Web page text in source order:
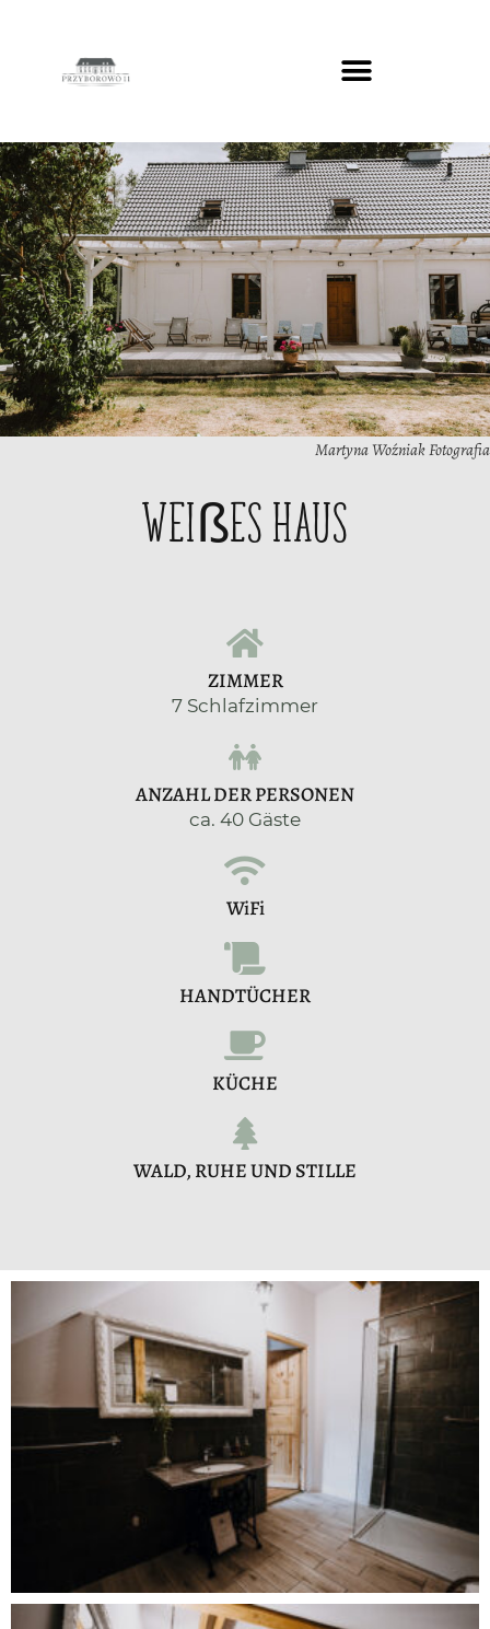
Weißes Haus
ZIMMER
7 Schlafzimmer
ANZAHL DER PERSONEN
ca. 40 Gäste
WiFi
HANDTÜCHER
KÜCHE
WALD, RUHE UND STILLE
Martyna Woźniak Fotografia